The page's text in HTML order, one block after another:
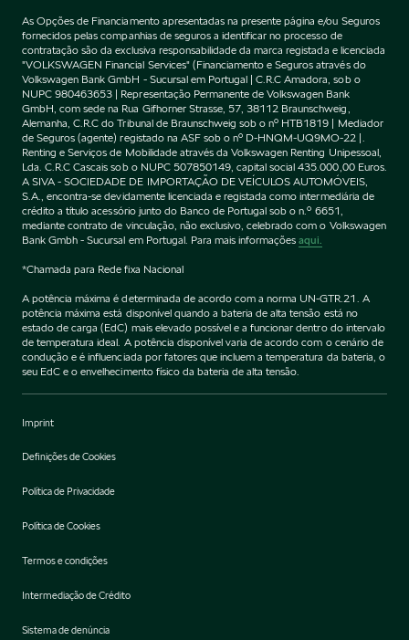
As Opções de Financiamento apresentadas na presente página e/ou Seguros
fornecidos pelas companhias de seguros a identificar no processo de
contratação são da exclusiva responsabilidade da marca registada e licenciada
"VOLKSWAGEN Financial Services" (Financiamento e Seguros através do
Volkswagen Bank GmbH - Sucursal em Portugal | C.R.C Amadora, sob o
NUPC 980463653 | Representação Permanente de Volkswagen Bank
GmbH, com sede na Rua Gifhorner Strasse, 57, 38112 Braunschweig,
Alemanha, C.R.C do Tribunal de Braunschweig sob o nº HTB1819 | Mediador
de Seguros (agente) registado na ASF sob o nº D-HNQM-UQ9MO-22 |.
Renting e Serviços de Mobilidade através da Volkswagen Renting Unipessoal,
Lda. C.R.C Cascais sob o NUPC 507850149, capital social 435.000,00 Euros.
A SIVA - SOCIEDADE DE IMPORTAÇÃO DE VEÍCULOS AUTOMÓVEIS,
S.A., encontra-se devidamente licenciada e registada como intermediária de
crédito a título acessório junto do Banco de Portugal sob o n.º 6651,
mediante contrato de vinculação, não exclusivo, celebrado com o Volkswagen
Bank Gmbh - Sucursal em Portugal. Para mais informaçõesaqui.
*Chamada para Rede fixa Nacional
A potência máxima é determinada de acordo com a norma UN-GTR.21. A
potência máxima está disponível quando a bateria de alta tensão está no
estado de carga (EdC) mais elevado possível e a funcionar dentro do intervalo
de temperatura ideal. A potência disponível varia de acordo com o cenário de
condução e é influenciada por fatores que incluem a temperatura da bateria, o
seu EdC e o envelhecimento físico da bateria de alta tensão.
Imprint
Definições de Cookies
Política de Privacidade
Política de Cookies
Termos e condições
Intermediação de Crédito
Sistema de denúncia